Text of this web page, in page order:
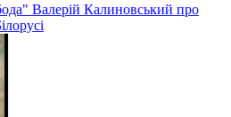
Валерій Калиновський про